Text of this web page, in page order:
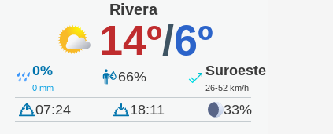
Rivera
14º/6º
0%
0 mm
66% Suroeste
26-52 km/h
07:24 18:11 33%